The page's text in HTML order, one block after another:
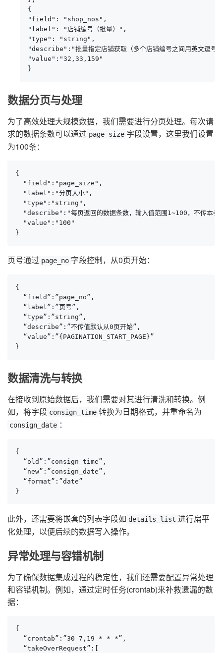
{
"field": "shop_nos",
"label": "店铺编号（批量）",
"type": "string",
"describe":"批量指定店铺获取（多个店铺编号之间用英文逗号
"value":"32,33,159"
}
数据分页与处理
为了高效处理大规模数据，我们需要进行分页处理。每次请
求的数据条数可以通过 page_size 字段设置，这里我们设置
为100条：
{
  "field":"page_size",
  "label":"分页大小",
  "type":"string",
"describe":"每页返回的数据条数，输入值范围1~100，不传本参
  "value":"100"
}
页号通过 page_no 字段控制，从0页开始：
{
  “field”:”page_no”,
“label”:”页号”,
“type”:”string”,
“describe”:”不传值默认从0页开始”,
“value”:”{PAGINATION_START_PAGE}”
}
数据清洗与转换
在接收到原始数据后，我们需要对其进行清洗和转换。例
如，将字段 consign_time 转换为日期格式，并重命名为
consign_date ：
{
“old”:”consign_time”,
“new”:”consign_date”,
“format”:”date”
}
此外，还需要将嵌套的列表字段如 details_list 进行扁平
化处理，以便后续的数据写入操作。
异常处理与容错机制
为了确保数据集成过程的稳定性，我们还需要配置异常处理
和容错机制。例如，通过定时任务(crontab)来补救遗漏的数
据：
{
“crontab”:”30 7,19 * * *”,
“takeOverRequest”:[